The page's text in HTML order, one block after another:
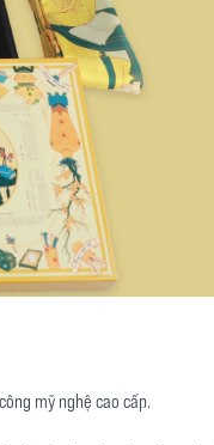
mỹ nghệ cao cấp.